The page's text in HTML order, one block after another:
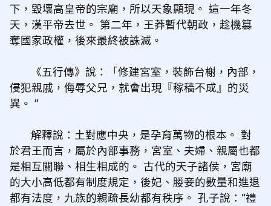
下，毀壞高皇帝的宗廟，所以天象顯現。 這一年冬
天，漢平帝去世。 第二年，王莽暫代朝政，趁機篡
奪國家政權，後來最終被誅滅。
《五行傳》說：「修建宮室，裝飾台榭，內部，
侵犯親戚，侮辱父兄，就會出現『稼穑不成』的災
異。 ”
解釋說：土對應中央，是孕育萬物的根本。 對
於君王而言，屬於內部事務，宮室、夫婦、親屬也都
是相互關聯、相生相成的。 古代的天子諸侯，宮廟
的大小高低都有制度規定，後妃、媵妾的數量和進退
都有法度，九族的親疏長幼都有秩序。 孔子說：“禮